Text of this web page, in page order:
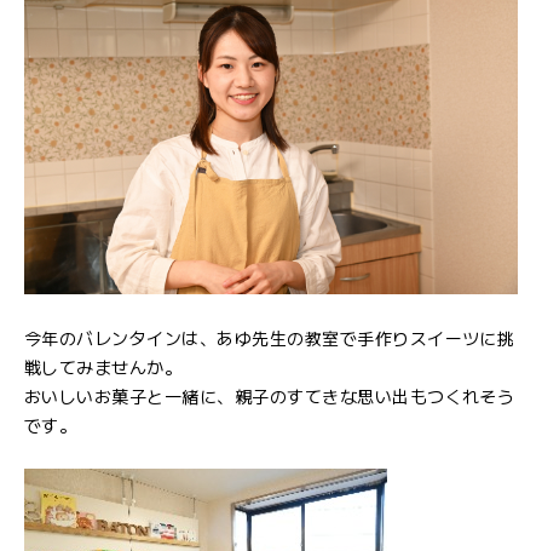
今年のバレンタインは、あゆ先生の教室で手作りスイーツに挑
戦してみませんか。
おいしいお菓子と一緒に、親子のすてきな思い出もつくれそう
です。